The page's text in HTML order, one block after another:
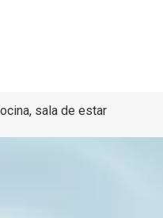
sala de estar